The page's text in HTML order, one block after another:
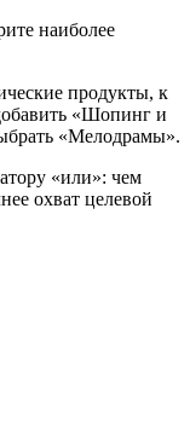
наиболее
продукты, к
«Шопинг и
«Мелодрамы».
«или»: чем
охват целевой